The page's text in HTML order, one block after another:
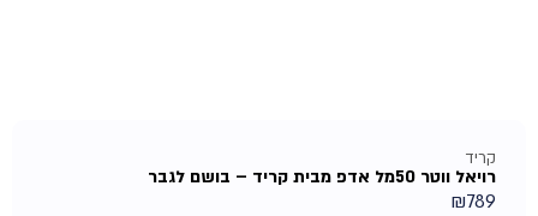
קריד
רויאל ווטר 50מל אדפ מבית קריד – בושם לגבר
₪789